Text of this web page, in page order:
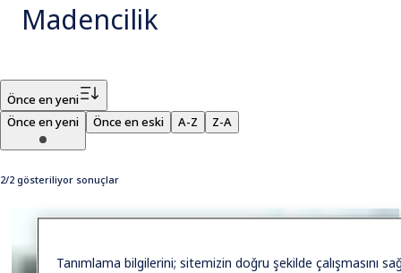
Madencilik
Önce en yeni
Önce en yeni
Önce en eski A-Z Z-A
2/2 gösteriliyor sonuçlar
Tanımlama bilgilerini; sitemizin doğru şekilde çalışmasını